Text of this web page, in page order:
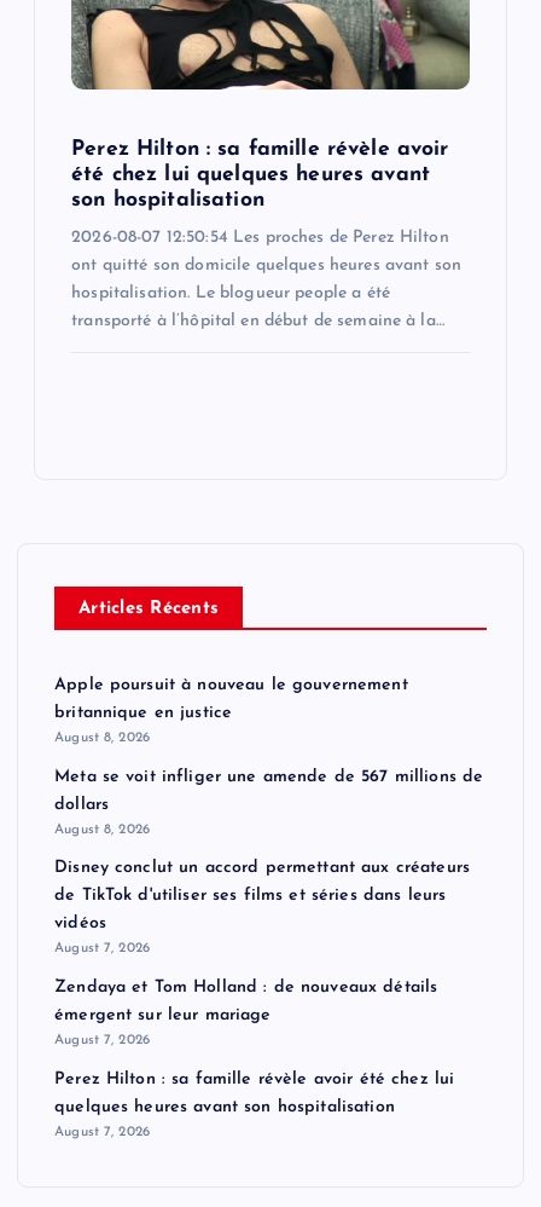
Perez Hilton : sa famille révèle avoir
été chez lui quelques heures avant
son hospitalisation
2026-08-07 12:50:54 Les proches de Perez Hilton
ont quitté son domicile quelques heures avant son
hospitalisation. Le blogueur people a été
transporté à l’hôpital en début de semaine à la…
Articles Récents
Apple poursuit à nouveau le gouvernement
britannique en justice
August 8, 2026
Meta se voit infliger une amende de 567 millions de
dollars
August 8, 2026
Disney conclut un accord permettant aux créateurs
de TikTok d'utiliser ses films et séries dans leurs
vidéos
August 7, 2026
Zendaya et Tom Holland : de nouveaux détails
émergent sur leur mariage
August 7, 2026
Perez Hilton : sa famille révèle avoir été chez lui
quelques heures avant son hospitalisation
August 7, 2026